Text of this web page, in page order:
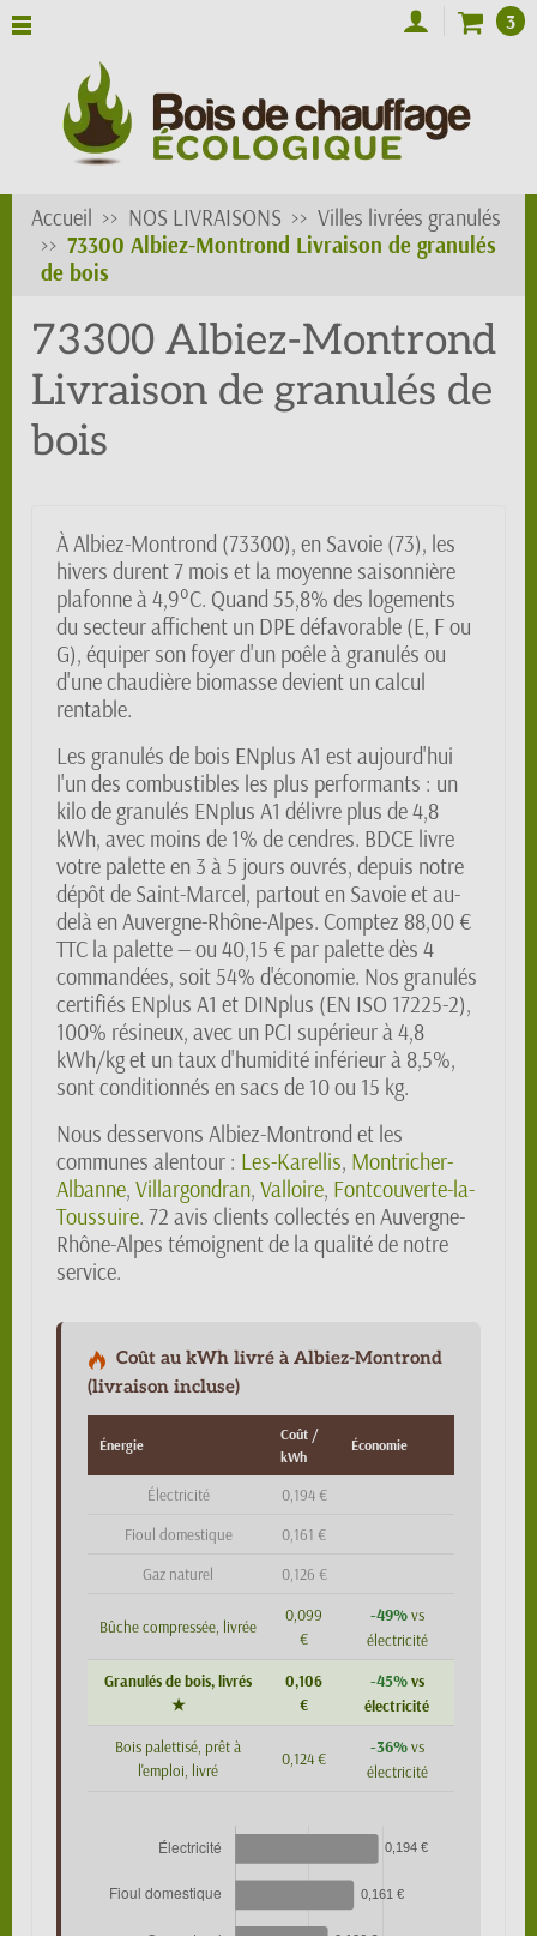
3
Accueil NOS LIVRAISONS
Villes livrées granulés
73300 Albiez-Montrond Livraison de granulés
de bois
73300 Albiez-Montrond
Livraison de granulés de
bois
À Albiez-Montrond (73300), en Savoie (73), les
hivers durent 7 mois et la moyenne saisonnière
plafonne à 4,9°C. Quand 55,8% des logements
du secteur affichent un DPE défavorable (E, F ou
G), équiper son foyer d'un poêle à granulés ou
d'une chaudière biomasse devient un calcul
rentable.
Les granulés de bois ENplus A1 est aujourd'hui
l'un des combustibles les plus performants : un
kilo de granulés ENplus A1 délivre plus de 4,8
kWh, avec moins de 1% de cendres. BDCE livre
votre palette en 3 à 5 jours ouvrés, depuis notre
dépôt de Saint-Marcel, partout en Savoie et au-
delà en Auvergne-Rhône-Alpes. Comptez 88,00 €
TTC la palette — ou 40,15 € par palette dès 4
commandées, soit 54% d'économie. Nos granulés
certifiés ENplus A1 et DINplus (EN ISO 17225-2),
100% résineux, avec un PCI supérieur à 4,8
kWh/kg et un taux d'humidité inférieur à 8,5%,
sont conditionnés en sacs de 10 ou 15 kg.
Nous desservons Albiez-Montrond et les
communes alentour : Les-Karellis, Montricher-
Albanne, Villargondran, Valloire, Fontcouverte-la-
Toussuire. 72 avis clients collectés en Auvergne-
Rhône-Alpes témoignent de la qualité de notre
service.
Coût au kWh livré à Albiez-Montrond
(livraison incluse)
Énergie
Coût /
kWh
Économie
Électricité 0,194 €
Fioul domestique 0,161 €
Gaz naturel 0,126 €
Bûche compressée, livrée
0,099
€
-49%vs
électricité
Granulés de bois, livrés
★
0,106
€
-45%vs
électricité
Bois palettisé, prêt à
l'emploi, livré
0,124 €
-36%vs
électricité